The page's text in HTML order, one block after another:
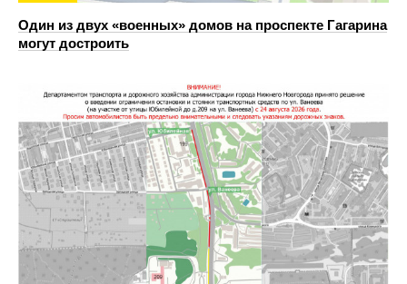
Один из двух «военных» домов на проспекте Гагарина
могут достроить